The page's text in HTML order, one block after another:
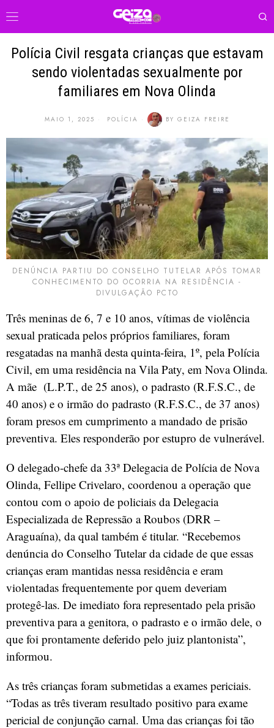
Polícia Civil resgata crianças que estavam
sendo violentadas sexualmente por
familiares em Nova Olinda
MAIO 1, 2025 POLÍCIA BY GEIZA FREIRE
DENÚNCIA PARTIU DO CONSELHO TUTELAR APÓS TOMAR
CONHECIMENTO DO OCORRIA NA RESIDÊNCIA -
DIVULGAÇÃO PCTO
Três meninas de 6, 7 e 10 anos, vítimas de violência
sexual praticada pelos próprios familiares, foram
resgatadas na manhã desta quinta-feira, 1º, pela Polícia
Civil, em uma residência na Vila Paty, em Nova Olinda.
A mãe (L.P.T., de 25 anos), o padrasto (R.F.S.C., de
40 anos) e o irmão do padrasto (R.F.S.C., de 37 anos)
foram presos em cumprimento a mandado de prisão
preventiva. Eles responderão por estupro de vulnerável.
O delegado-chefe da 33ª Delegacia de Polícia de Nova
Olinda, Fellipe Crivelaro, coordenou a operação que
contou com o apoio de policiais da Delegacia
Especializada de Repressão a Roubos (DRR –
Araguaína), da qual também é titular. “Recebemos
denúncia do Conselho Tutelar da cidade de que essas
crianças eram mantidas nessa residência e eram
violentadas frequentemente por quem deveriam
protegê-las. De imediato fora representado pela prisão
preventiva para a genitora, o padrasto e o irmão dele, o
que foi prontamente deferido pelo juiz plantonista”,
informou.
As três crianças foram submetidas a exames periciais.
“Todas as três tiveram resultado positivo para exame
pericial de conjunção carnal. Uma das crianças foi tão